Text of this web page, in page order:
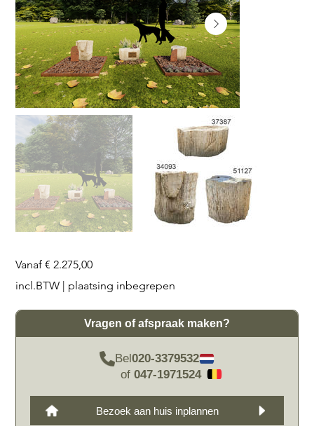
Vanaf Prijs
€ 2.275,00
incl.BTW
plaatsing inbegrepen
Vragen of afspraak maken?
Bel020-3379532
of 047-1971524
Bezoek aan huis inplannen